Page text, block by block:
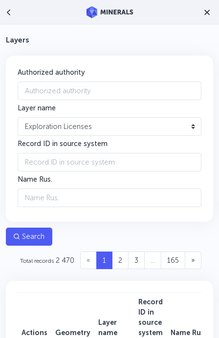
Layers
Authorized authority
Layer name
Exploration Licenses
Record ID in source system
Name Rus.
Search
Total records 2 470 « 1 2 3 ... 165 »
Actions Geometry
Layer
name
Record
ID in
source
system
Name Rus.